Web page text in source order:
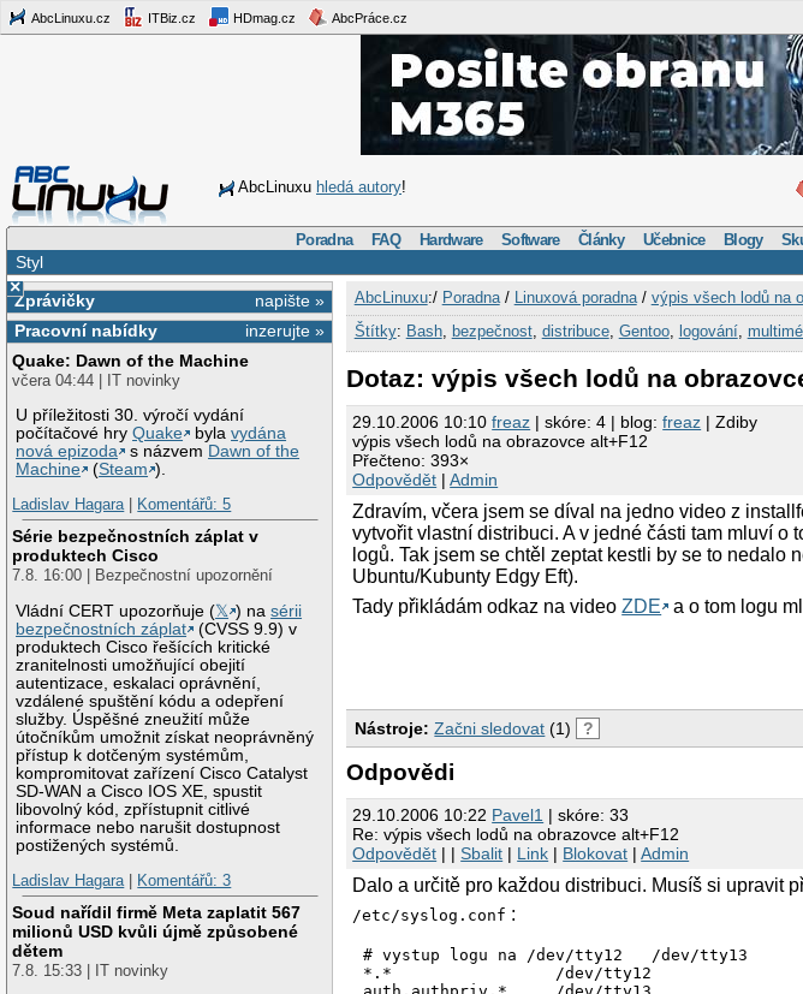
AbcLinuxu.cz ITBiz.cz HDmag.cz AbcPráce.cz
AbcLinuxu hledá autory!
Poradna FAQ Hardware Software Články Učebnice Blogy
Styl
×
napište »
Zprávičky
inzerujte »
Pracovní nabídky
Quake: Dawn of the Machine
včera 04:44 | IT novinky
U příležitosti 30. výročí vydání
počítačové hryQuake bylavydána
nová epizoda
s názvem Dawn of the
Machine
(Steam ).
Ladislav Hagara| Komentářů: 5
Série bezpečnostních záplat v
produktech Cisco
7.8. 16:00 | Bezpečnostní upozornění
Vládní CERT upozorňuje (𝕏 ) nasérii
bezpečnostních záplat
(CVSS 9.9) v
produktech Cisco řešících kritické
zranitelnosti umožňující obejití
autentizace, eskalaci oprávnění,
vzdálené spuštění kódu a odepření
služby. Úspěšné zneužití může
útočníkům umožnit získat neoprávněný
přístup k dotčeným systémům,
kompromitovat zařízení Cisco Catalyst
SD-WAN a Cisco IOS XE, spustit
libovolný kód, zpřístupnit citlivé
informace nebo narušit dostupnost
postižených systémů.
Ladislav Hagara| Komentářů: 3
Soud nařídil firmě Meta zaplatit 567
milionů USD kvůli újmě způsobené
dětem
7.8. 15:33 | IT novinky
AbcLinuxu:/ Poradna/ Linuxová poradna/ výpis všech lodů na
Štítky: Bash, bezpečnost, distribuce, Gentoo, logování,
Dotaz: výpis všech lodů na
29.10.2006 10:10freaz | skóre: 4 | blog:freaz | Zdiby
výpis všech lodů na obrazovce alt+F12
Přečteno: 393×
Odpovědět |Admin
Zdravím, včera jsem se díval na jedno video z
vytvořit vlastní distribuci. A v jedné části tam mluví o
logů. Tak jsem se chtěl zeptat kestli by se to nedalo
Ubuntu/Kubunty Edgy Eft).
Tady přikládám odkaz na videoZDE a o tom logu
Nástroje: Začni sledovat (1) ?
Odpovědi
29.10.2006 10:22 Pavel1 | skóre: 33
Re: výpis všech lodů na obrazovce alt+F12
Odpovědět | |Sbalit | Link | Blokovat |Admin
Dalo a určitě pro každou distribuci. Musíš si upravit
/etc/syslog.conf :
# vystup logu na /dev/tty12   /dev/tty13
*.*                 /dev/tty12